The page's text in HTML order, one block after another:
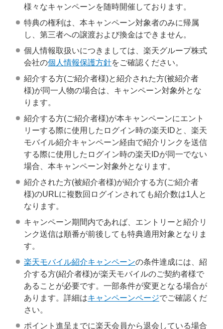
様々なキャンペーンを随時開催しております。
特典の権利は、本キャンペーン対象者のみに帰属
し、第三者への譲渡および換金はできません。
個人情報取扱いにつきましては、楽天グループ株式
会社の個人情報保護方針をご確認ください。
紹介する方(ご紹介者様)と紹介された方(被紹介者
様)が同一人物の場合は、キャンペーン対象外とな
ります。
紹介する方(ご紹介者様)が本キャンペーンにエント
リーする際に使用したログイン時の楽天IDと、楽天
モバイル紹介キャンペーン経由で紹介リンクを送信
する際に使用したログイン時の楽天IDが同一でない
場合、本キャンペーン対象外となります。
紹介された方(被紹介者様)が紹介する方(ご紹介者
様)のURLに複数回ログインされても紹介数は1人と
なります。
キャンペーン期間内であれば、エントリーと紹介リ
ンク送信は順番が前後しても特典適用対象となりま
す。
楽天モバイル紹介キャンペーンの条件達成には、紹
介する方(紹介者様)が楽天モバイルのご契約者様で
あることが必要です。一部条件が変更となる場合が
あります。詳細はキャンペーンページでご確認くだ
さい。
ポイント進呈までに楽天会員から退会している場合